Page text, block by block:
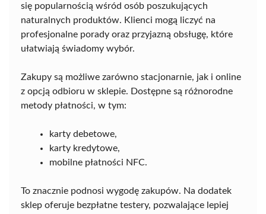
się popularnością wśród osób poszukujących
naturalnych produktów. Klienci mogą liczyć na
profesjonalne porady oraz przyjazną obsługę, które
ułatwiają świadomy wybór.
Zakupy są możliwe zarówno stacjonarnie, jak i online
z opcją odbioru w sklepie. Dostępne są różnorodne
metody płatności, w tym:
karty debetowe,
karty kredytowe,
mobilne płatności NFC.
To znacznie podnosi wygodę zakupów. Na dodatek
sklep oferuje bezpłatne testery, pozwalające lepiej